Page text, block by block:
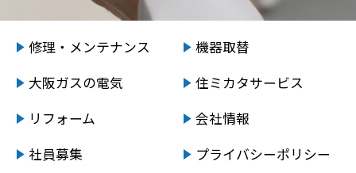
修理・メンテナンス
機器取替
大阪ガスの電気
住ミカタサービス
リフォーム
会社情報
社員募集
プライバシーポリシー